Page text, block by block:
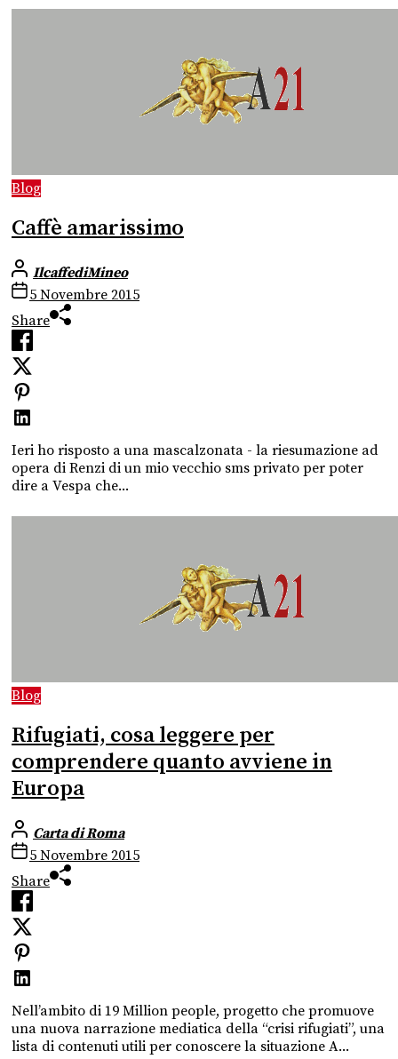
Blog
Caffè amarissimo
IlcaffediMineo
5 Novembre 2015
Share
Ieri ho risposto a una mascalzonata - la riesumazione ad
opera di Renzi di un mio vecchio sms privato per poter
dire a Vespa che...
Blog
Rifugiati, cosa leggere per
comprendere quanto avviene in
Europa
Carta di Roma
5 Novembre 2015
Share
Nell’ambito di 19 Million people, progetto che promuove
una nuova narrazione mediatica della “crisi rifugiati”, una
lista di contenuti utili per conoscere la situazione A...